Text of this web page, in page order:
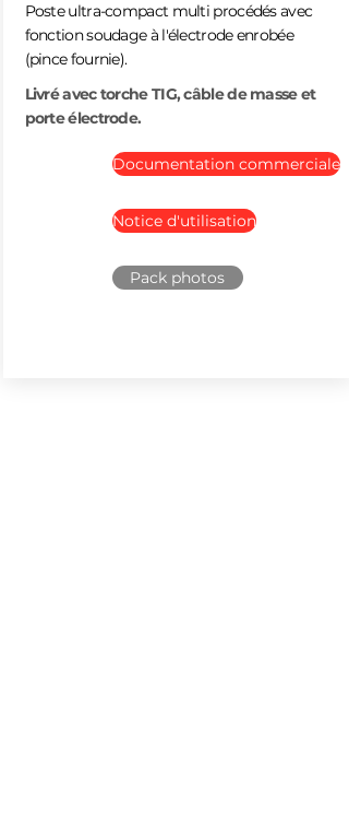
Poste ultra-compact multi procédés avec
fonction soudage à l'électrode enrobée
(pince fournie).
Livré avec torche TIG, câble de masse et
porte électrode.
Documentation commerciale
Notice d'utilisation
Pack photos